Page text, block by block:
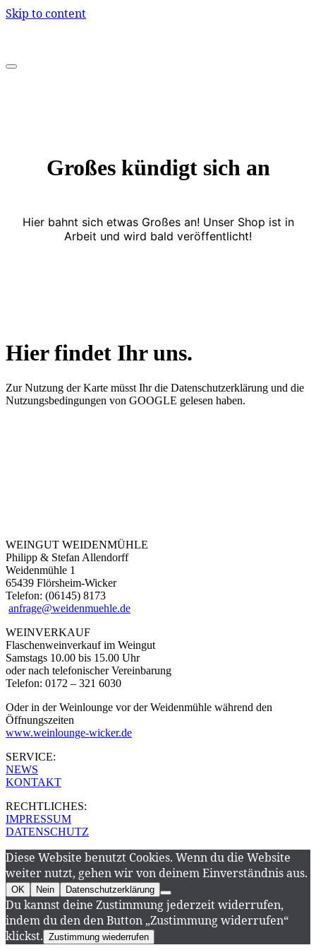
Skip to content
Großes kündigt sich an
Hier bahnt sich etwas Großes an! Unser Shop ist in
Arbeit und wird bald veröffentlicht!
Hier findet Ihr uns.
Zur Nutzung der Karte müsst Ihr die Datenschutzerklärung und die
Nutzungsbedingungen von GOOGLE gelesen haben.
WEINGUT WEIDENMÜHLE
Philipp & Stefan Allendorff
Weidenmühle 1
65439 Flörsheim-Wicker
Telefon: (06145) 8173
anfrage@weidenmuehle.de
WEINVERKAUF
Flaschenweinverkauf im Weingut
Samstags 10.00 bis 15.00 Uhr
oder nach telefonischer Vereinbarung
Telefon: 0172 – 321 6030
Oder in der Weinlounge vor der Weidenmühle während den
Öffnungszeiten
www.weinlounge-wicker.de
SERVICE:
NEWS
KONTAKT
RECHTLICHES:
IMPRESSUM
DATENSCHUTZ
Diese Website benutzt Cookies. Wenn du die Website
weiter nutzt, gehen wir von deinem Einverständnis aus.
OK Nein Datenschutzerklärung
Du kannst deine Zustimmung jederzeit widerrufen,
indem du den den Button „Zustimmung widerrufen“
klickst. Zustimmung wiederrufen